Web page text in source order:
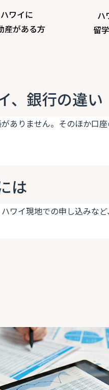
ハワイに
産がある方
ハ
留
、銀行の違い
ありません。そのほか口
は
ワイ現地での申し込みな